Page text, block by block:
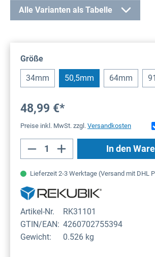
Alle Varianten als Tabelle
Größeauswählen
34mm 50,5mm 64mm
48,99 €*
Preise inkl. MwSt. zzgl. Versandkosten
Produkt Anzahl: Gib den
In den
Lieferzeit 2-3 Werktage (Versand mit DHL
Artikel-Nr.
RK31101
GTIN/EAN: 4260702755394
Gewicht:
0.526 kg